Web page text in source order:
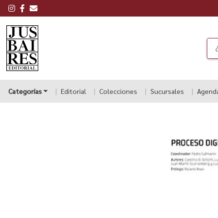
Categorías Editorial Colecciones Sucursales